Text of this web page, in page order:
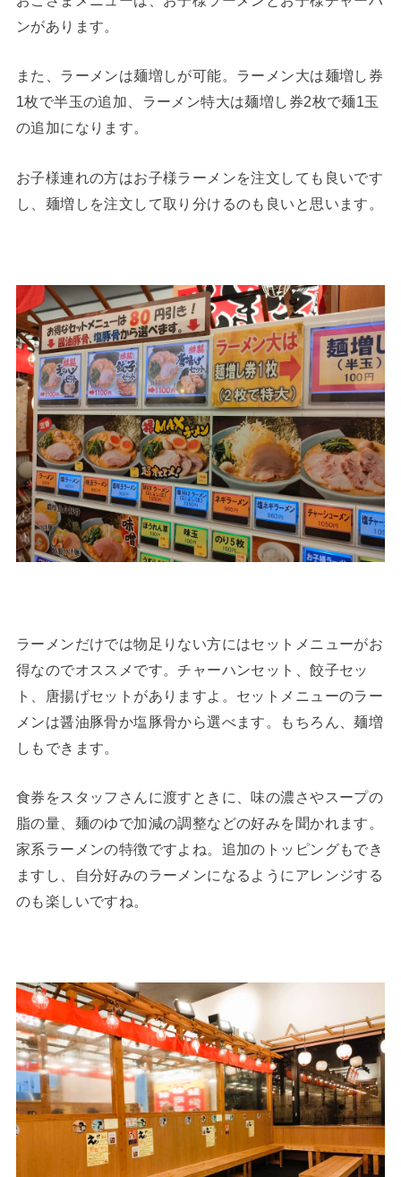
ンがあります。
また、ラーメンは麺増しが可能。ラーメン大は麺増し券
1枚で半玉の追加、ラーメン特大は麺増し券2枚で麺1玉
の追加になります。
お子様連れの方はお子様ラーメンを注文しても良いです
し、麺増しを注文して取り分けるのも良いと思います。
ラーメンだけでは物足りない方にはセットメニューがお
得なのでオススメです。チャーハンセット、餃子セッ
ト、唐揚げセットがありますよ。セットメニューのラー
メンは醤油豚骨か塩豚骨から選べます。もちろん、麺増
しもできます。
食券をスタッフさんに渡すときに、味の濃さやスープの
脂の量、麺のゆで加減の調整などの好みを聞かれます。
家系ラーメンの特徴ですよね。追加のトッピングもでき
ますし、自分好みのラーメンになるようにアレンジする
のも楽しいですね。